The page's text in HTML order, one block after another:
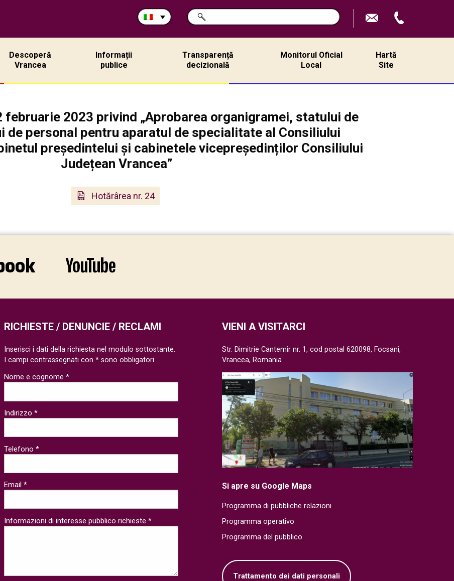
Cerca
nel
RICERCA
Descoperă
Vrancea
Informații
publice
Transparență
decizională
Monitorul Oficial
Local
Hartă
Site
februarie 2023 privind „Aprobarea organigramei, statului de
de personal pentru aparatul de specialitate al Consiliului
președintelui și cabinetele vicepreședinților Consiliului
Județean Vrancea”
Hotărârea nr. 24
VIENI A VISITARCI
Str. Dimitrie Cantemir nr. 1, cod postal 620098, Focsani,
Vrancea, Romania
Si apre su Google Maps
Programma di pubbliche relazioni
Programma operativo
Programma del pubblico
Trattamento dei dati personali
RICHIESTE / DENUNCIE / RECLAMI
Inserisci i dati della richiesta nel modulo sottostante.
I campi contrassegnati con * sono obbligatori.
Nome e cognome *
Indirizzo *
Telefono *
Email *
Informazioni di interesse pubblico richieste *